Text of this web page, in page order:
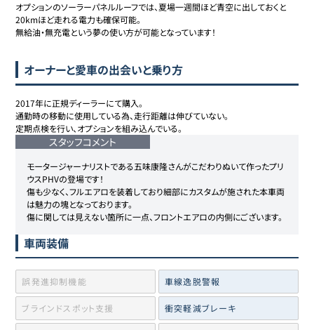
オプションのソーラーパネルルーフでは、夏場一週間ほど青空に出しておくと
20kmほど走れる電力も確保可能。
無給油・無充電という夢の使い方が可能となっています！
オーナーと愛車の出会いと乗り方
2017年に正規ディーラーにて購入。
通勤時の移動に使用している為、走行距離は伸びていない。
定期点検を行い、オプションを組み込んでいる。
スタッフコメント
モータージャーナリストである五味康隆さんがこだわりぬいて作ったプリ
ウスPHVの登場です！
傷も少なく、フルエアロを装着しており細部にカスタムが施された本車両
は魅力の塊となっております。
傷に関しては見えない箇所に一点、フロントエアロの内側にございます。
車両装備
誤発進抑制機能 車線逸脱警報
ブラインドスポット支援 衝突軽減ブレーキ